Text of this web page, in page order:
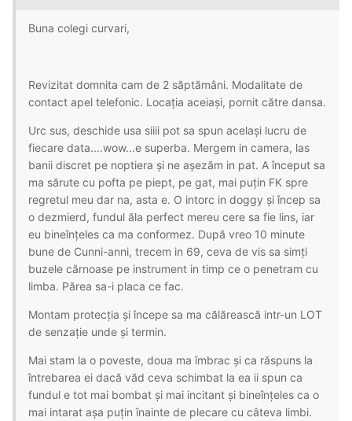
Buna colegi curvari,
Revizitat domnita cam de 2 săptămâni. Modalitate de
contact apel telefonic. Locația aceiași, pornit către dansa.
Urc sus, deschide usa siiii pot sa spun același lucru de
fiecare data....wow...e superba. Mergem in camera, las
banii discret pe noptiera și ne așezăm in pat. A început sa
ma sărute cu pofta pe piept, pe gat, mai puțin FK spre
regretul meu dar na, asta e. O intorc in doggy și încep sa
o dezmierd, fundul ăla perfect mereu cere sa fie lins, iar
eu bineînțeles ca ma conformez. După vreo 10 minute
bune de Cunni-anni, trecem in 69, ceva de vis sa simți
buzele cărnoase pe instrument in timp ce o penetram cu
limba. Părea sa-i placa ce fac.
Montam protecția și începe sa ma călărească intr-un LOT
de senzație unde și termin.
Mai stam la o poveste, doua ma îmbrac și ca răspuns la
întrebarea ei dacă văd ceva schimbat la ea ii spun ca
fundul e tot mai bombat și mai incitant și bineînțeles ca o
mai intarat așa puțin înainte de plecare cu câteva limbi.